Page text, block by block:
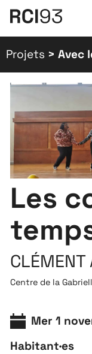
Projets > Avec
Les
CLÉMENT
Centre de la
Mer 1
Habitant·es